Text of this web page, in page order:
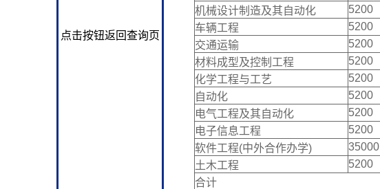
点击按钮返回查询页
机械设计制造及其自动化
5200
车辆工程
5200
交通运输
5200
材料成型及控制工程
5200
化学工程与工艺
5200
自动化
5200
电气工程及其自动化
5200
电子信息工程
5200
软件工程(中外合作办学)
35000
土木工程
5200
合计